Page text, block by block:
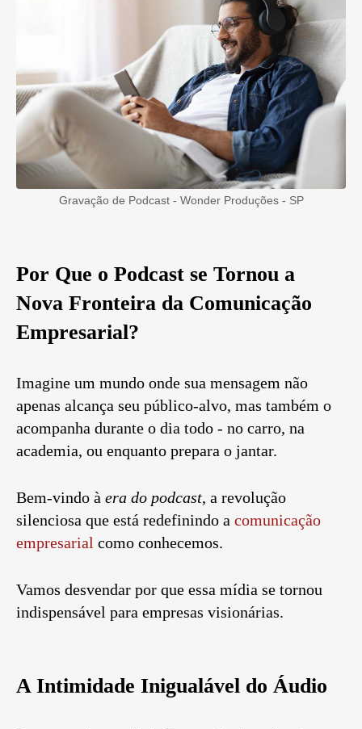
Gravação de Podcast - Wonder Produções - SP
Por Que o Podcast se Tornou a
Nova Fronteira da Comunicação
Empresarial?
Imagine um mundo onde sua mensagem não
apenas alcança seu público-alvo, mas também o
acompanha durante o dia todo - no carro, na
academia, ou enquanto prepara o jantar.
Bem-vindo à era do podcast, a revolução
silenciosa que está redefinindo a comunicação
empresarial como conhecemos.
Vamos desvendar por que essa mídia se tornou
indispensável para empresas visionárias.
A Intimidade Inigualável do Áudio